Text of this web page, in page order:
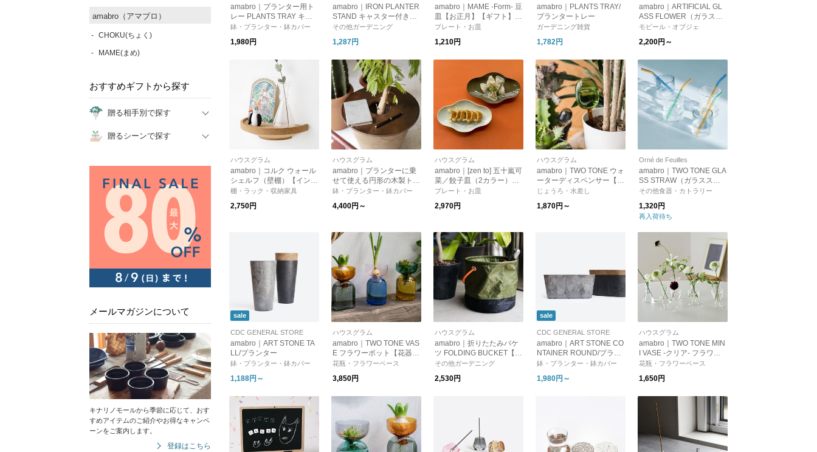
amabro（アマブロ）
CHOKU(ちょく)
MAME(まめ)
おすすめギフトから探す
贈る相手別で探す
贈るシーンで探す
メールマガジンについて
キナリノモールから季節に応じて、おす
すめアイテムのご紹介やお得なキャンペ
ーンをご案内します。
登録はこちら
amabro｜プランター用ト
レー PLANTS TRAY キャ
スター付き（3カラー）ト
ガーデニング アートスト
鉢・プランター・鉢カバー
1,980円
amabro｜IRON PLANTER
STAND キャスター付きの
プランタースタンド
その他ガーデニング
1,287円
amabro｜MAME ‐Form- 豆
皿【お正月】【ギフト】
【新生活】
プレート・お皿
1,210円
amabro｜PLANTS TRAY/
プランタートレー
ガーデニング雑貨
1,782円
amabro｜ARTIFICIAL GL
ASS FLOWER（ガラスフ
ラワー）
モビール・オブジェ
2,200円～
ハウスグラム
amabro｜コルク ウォール
シェルフ（壁棚）【インテ
リア】【新生活】【プレゼ
棚・ラック・収納家具
2,750円
ハウスグラム
amabro｜プランターに乗
せて使える円形の木製トレ
ー WOOD CIRCLE TRAY
ンテリア 観葉植物 多肉植
鉢・プランター・鉢カバー
4,400円～
ハウスグラム
amabro｜[zen to] 五十嵐可
菜／餃子皿（2カラー）
【中華】【母の日】【新生
プレート・お皿
2,970円
ハウスグラム
amabro｜TWO TONE ウォ
ーターディスペンサー【自
動水やり器・ガーデニン
じょうろ・水差し
1,870円～
Orné de Feuilles
amabro｜TWO TONE GLA
SS STRAW（ガラススト
ロー2本セット）
その他食器・カトラリー
1,320円
再入荷待ち
sale
CDC GENERAL STORE
amabro｜ART STONE TA
LL/プランター
鉢・プランター・鉢カバー
1,188円～
ハウスグラム
amabro｜TWO TONE VAS
E フラワーポット【花器・
花瓶・フラワーベース】
い・プレゼント】
花瓶・フラワーベース
3,850円
ハウスグラム
amabro｜折りたたみバケ
ツ FOLDING BUCKET【ア
ウトドア】【ガーデニン
その他ガーデニング
2,530円
sale
CDC GENERAL STORE
amabro｜ART STONE CO
NTAINER ROUND/プラン
ター
鉢・プランター・鉢カバー
1,980円～
ハウスグラム
amabro｜TWO TONE MIN
I VASE -クリア- フラワー
ベース【花器・花瓶・一輪
レゼント】【新生活】
花瓶・フラワーベース
1,650円